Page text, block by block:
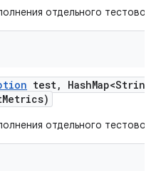
отдельного
test, HashMap<String
Metrics)
отдельного